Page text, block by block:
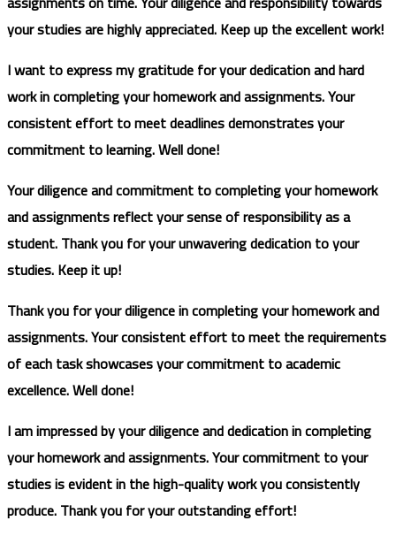
your studies are highly appreciated. Keep up the excellent work!
I want to express my gratitude for your dedication and hard
work in completing your homework and assignments. Your
consistent effort to meet deadlines demonstrates your
commitment to learning. Well done!
Your diligence and commitment to completing your homework
and assignments reflect your sense of responsibility as a
student. Thank you for your unwavering dedication to your
studies. Keep it up!
Thank you for your diligence in completing your homework and
assignments. Your consistent effort to meet the requirements
of each task showcases your commitment to academic
excellence. Well done!
I am impressed by your diligence and dedication in completing
your homework and assignments. Your commitment to your
studies is evident in the high-quality work you consistently
produce. Thank you for your outstanding effort!